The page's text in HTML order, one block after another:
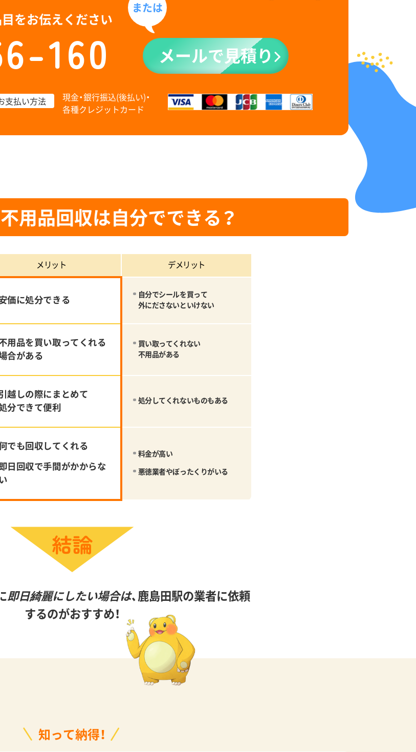
をお伝えください
160
または
メールで見積り
支払い方法
現金・銀行振込(後払い)・
各種クレジットカード
用品回収は自分でできる？
メリット デメリット
価に処分できる
自分でシールを買って
外にださないといけない
用品を買い取ってくれる
合がある
買い取ってくれない
不用品がある
越しの際にまとめて
分できて便利
処分してくれないものもある
でも回収してくれる
日回収で手間がかからな
い
料金が高い
悪徳業者やぼったくりがいる
即日綺麗にしたい場合は、鹿島田駅の業者に依頼
するのがおすすめ！
知って納得！